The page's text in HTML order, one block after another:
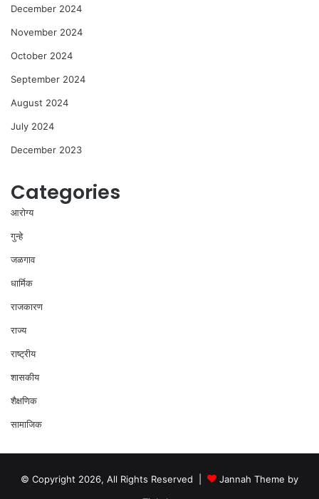
December 2024
November 2024
October 2024
September 2024
August 2024
July 2024
December 2023
Categories
आरोग्य
गुन्हे
जळगाव
धार्मिक
राजकारण
राज्य
राष्ट्रीय
शासकीय
शैक्षणिक
सामाजिक
© Copyright 2026, All Rights Reserved |
Jannah Theme by